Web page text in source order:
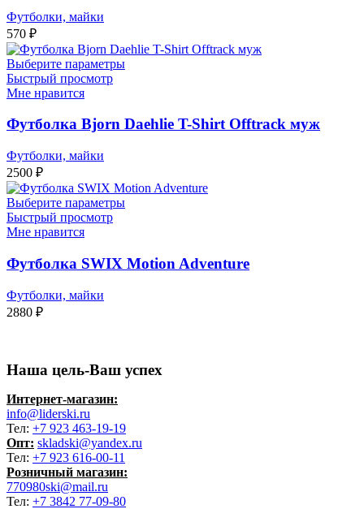
Футболки, майки
570 ₽
Выберите параметры
Быстрый просмотр
Мне нравится
Футболка Bjorn Daehlie T-Shirt Offtrack муж
Футболки, майки
2500 ₽
Выберите параметры
Быстрый просмотр
Мне нравится
Футболка SWIX Motion Adventure
Футболки, майки
2880 ₽
Наша цель-Ваш успех
Интернет-магазин:
info@liderski.ru
Тел: +7 923 463-19-19
Опт: skladski@yandex.ru
Тел: +7 923 616-00-11
Розничный магазин:
770980ski@mail.ru
Тел: +7 3842 77-09-80